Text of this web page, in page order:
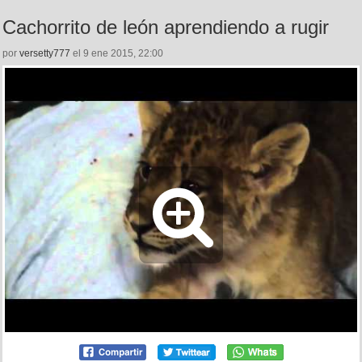
Cachorrito de león aprendiendo a rugir
por versetty777 el 9 ene 2015, 22:00